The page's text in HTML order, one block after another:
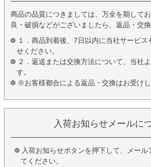
商品の品質につきましては、万全を期して
良・破損などがございましたら、返品・交換
１．商品到着後、7日以内に当社サービス
せください。
２．返送または交換方法について、当社
す。
※お客様都合による返品・交換はお受け
入荷お知らせメールに
入荷お知らせボタンを押下して、メール
てください。